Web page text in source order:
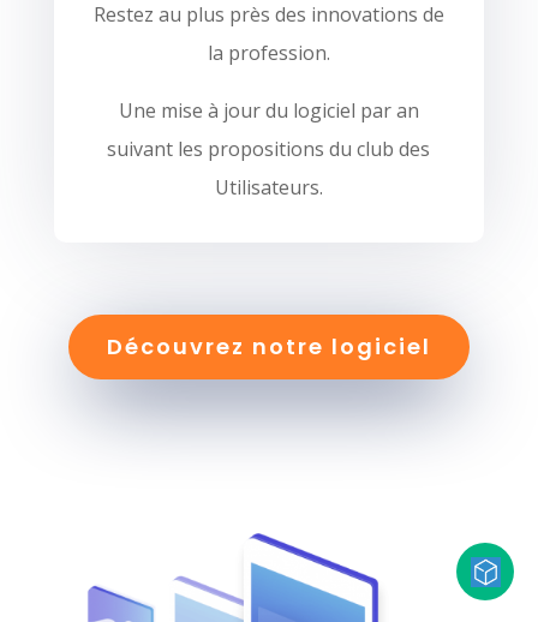
Restez au plus près des innovations de
la profession.
Une mise à jour du logiciel par an
suivant les propositions du club des
Utilisateurs.
Découvrez notre logiciel